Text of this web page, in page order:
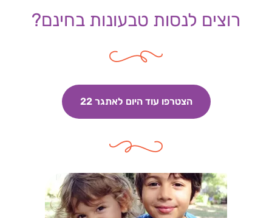
רוצים לנסות טבעונות בחינם?
הצטרפו עוד היום לאתגר 22